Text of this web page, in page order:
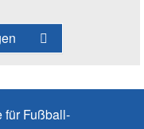
für Fußball-